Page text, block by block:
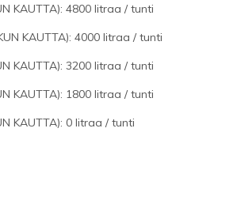
KAUTTA): 4800 litraa / tunti
KAUTTA): 4000 litraa / tunti
KAUTTA): 3200 litraa / tunti
KAUTTA): 1800 litraa / tunti
KAUTTA): 0 litraa / tunti